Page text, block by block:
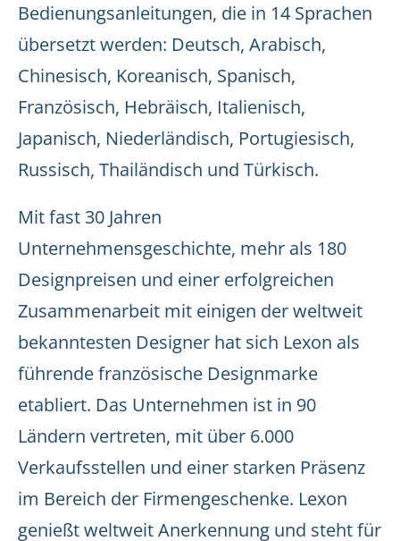
Bedienungsanleitungen, die in 14 Sprachen
übersetzt werden: Deutsch, Arabisch,
Chinesisch, Koreanisch, Spanisch,
Französisch, Hebräisch, Italienisch,
Japanisch, Niederländisch, Portugiesisch,
Russisch, Thailändisch und Türkisch.
Mit fast 30 Jahren
Unternehmensgeschichte, mehr als 180
Designpreisen und einer erfolgreichen
Zusammenarbeit mit einigen der weltweit
bekanntesten Designer hat sich Lexon als
führende französische Designmarke
etabliert. Das Unternehmen ist in 90
Ländern vertreten, mit über 6.000
Verkaufsstellen und einer starken Präsenz
im Bereich der Firmengeschenke. Lexon
genießt weltweit Anerkennung und steht für